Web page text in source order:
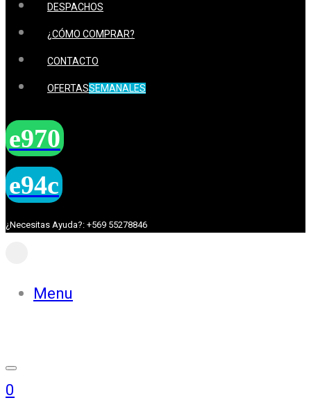
DESPACHOS
¿CÓMO COMPRAR?
CONTACTO
OFERTASSEMANALES
¿Necesitas Ayuda?: +569 55278846
Menu
0